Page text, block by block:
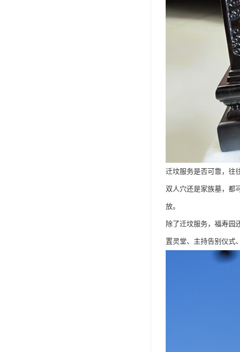
迁坟服务是否可靠，往
双人穴还是家族墓，都
放。
除了迁坟服务，福寿园
置灵堂、主持告别仪式